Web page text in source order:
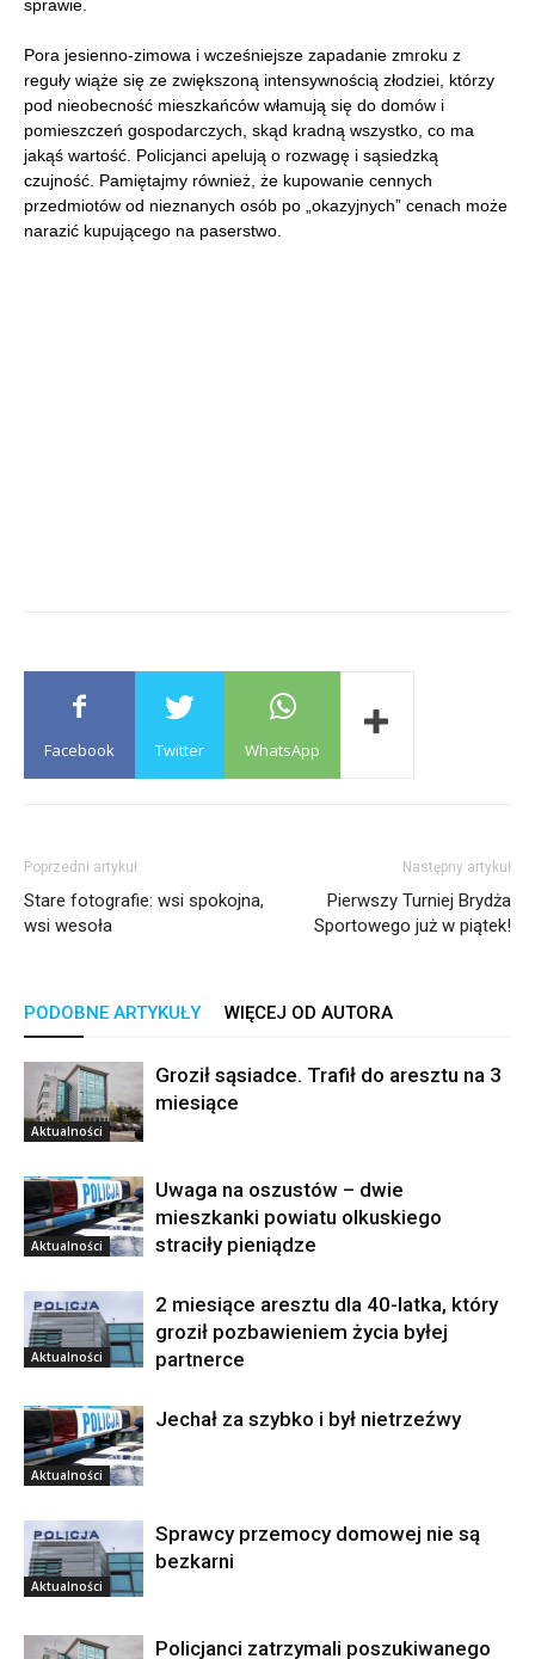
sprawie.
Pora jesienno-zimowa i wcześniejsze zapadanie zmroku z
reguły wiąże się ze zwiększoną intensywnością złodziei, którzy
pod nieobecność mieszkańców włamują się do domów i
pomieszczeń gospodarczych, skąd kradną wszystko, co ma
jakąś wartość. Policjanci apelują o rozwagę i sąsiedzką
czujność. Pamiętajmy również, że kupowanie cennych
przedmiotów od nieznanych osób po „okazyjnych” cenach może
narazić kupującego na paserstwo.
Facebook Twitter WhatsApp
Poprzedni artykuł
Stare fotografie: wsi spokojna,
wsi wesoła
Następny artykuł
Pierwszy Turniej Brydża
Sportowego już w piątek!
PODOBNE ARTYKUŁY WIĘCEJ OD AUTORA
Aktualności
Groził sąsiadce. Trafił do aresztu na 3
miesiące
Aktualności
Uwaga na oszustów – dwie
mieszkanki powiatu olkuskiego
straciły pieniądze
Aktualności
2 miesiące aresztu dla 40-latka, który
groził pozbawieniem życia byłej
partnerce
Aktualności
Jechał za szybko i był nietrzeźwy
Aktualności
Sprawcy przemocy domowej nie są
bezkarni
Policjanci zatrzymali poszukiwanego